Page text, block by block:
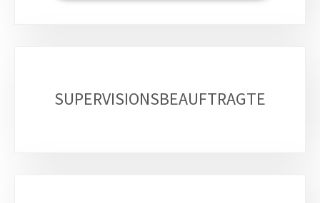
SUPERVISIONSBEAUFTRAGTE